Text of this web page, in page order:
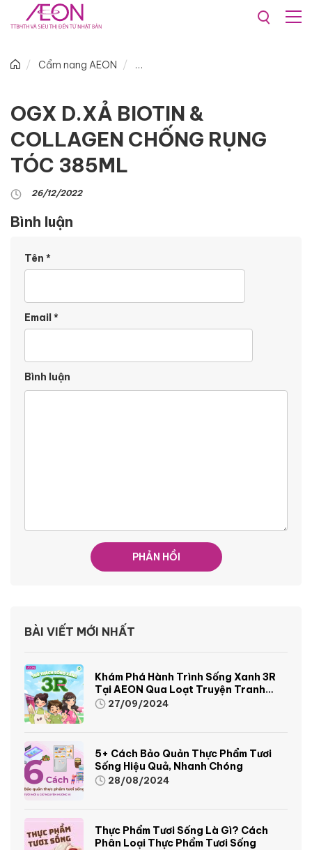
Cẩm nang AEON
OGX D.XẢ BIOTIN &
COLLAGEN CHỐNG RỤNG
TÓC 385ML
26/12/2022
Bình luận
Tên *
Email*
Bình luận
BÀI VIẾT MỚI NHẤT
Khám Phá Hành Trình Sống Xanh 3R
Tại AEON Qua Loạt Truyện Tranh
Sinh Động Và Thú Vị
27/09/2024
5+ Cách Bảo Quản Thực Phẩm Tươi
Sống Hiệu Quả, Nhanh Chóng
28/08/2024
Thực Phẩm Tươi Sống Là Gì? Cách
Phân Loại Thực Phẩm Tươi Sống